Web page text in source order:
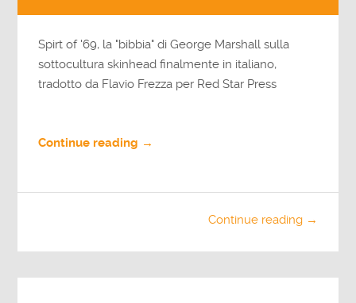
Spirt of '69, la "bibbia" di George Marshall sulla
sottocultura skinhead finalmente in italiano,
tradotto da Flavio Frezza per Red Star Press
Continue reading →
Continue reading →